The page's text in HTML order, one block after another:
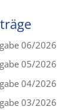
06/2026
05/2026
04/2026
03/2026